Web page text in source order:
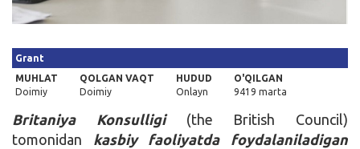
Grant
MUHLAT
Doimiy
QOLGAN VAQT
Doimiy
HUDUD
Onlayn
O'QILGAN
9419 marta
Britaniya Konsulligi(the British Council)
tomonidan kasbiy faoliyatda foydalaniladigan